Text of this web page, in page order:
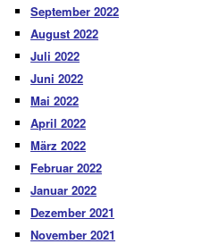
September 2022
August 2022
Juli 2022
Juni 2022
Mai 2022
April 2022
März 2022
Februar 2022
Januar 2022
Dezember 2021
November 2021